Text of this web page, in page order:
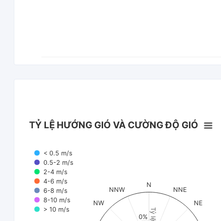
TỶ LỆ HƯỚNG GIÓ VÀ CƯỜNG ĐỘ GIÓ
< 0.5 m/s
0.5-2 m/s
2-4 m/s
4-6 m/s
6-8 m/s
8-10 m/s
> 10 m/s
N
NNE
NE
NW
NNW
0%